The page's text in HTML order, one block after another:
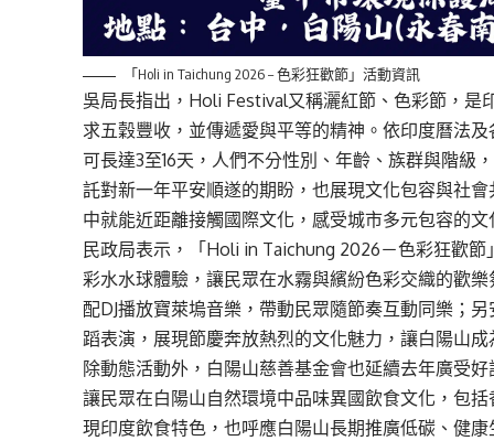
「Holi in Taichung 2026 – 色彩狂歡節」活動資訊
吳局長指出，Holi Festival又稱灑紅節、色彩節，
求五穀豐收，並傳遞愛與平等的精神。依印度曆法
可長達3至16天，人們不分性別、年齡、族群與階級
託對新一年平安順遂的期盼，也展現文化包容與社
中就能近距離接觸國際文化，感受城市多元包容的
民政局表示，「Holi in Taichung 2026－色彩狂歡
彩水水球體驗，讓民眾在水霧與繽紛色彩交織的歡
配DJ播放寶萊塢音樂，帶動民眾隨節奏互動同樂；
蹈表演，展現節慶奔放熱烈的文化魅力，讓白陽山
除動態活動外，白陽山慈善基金會也延續去年廣受
讓民眾在白陽山自然環境中品味異國飲食文化，包
現印度飲食特色，也呼應白陽山長期推廣低碳、健